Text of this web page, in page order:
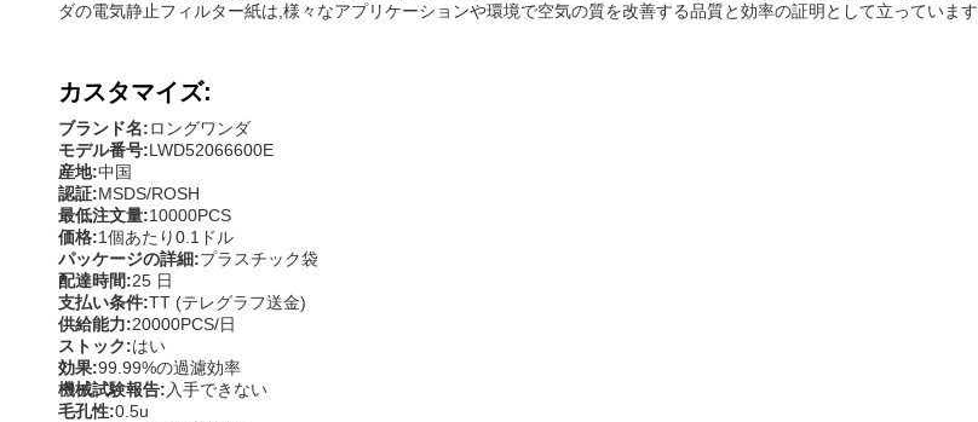
ダの電気静止フィルター紙は,様々なアプリケーションや環境で空気の質を改善する品質と効率の証明として立っています.
カスタマイズ:
ブランド名:ロングワンダ
モデル番号:LWD52066600E
産地:中国
認証:MSDS/ROSH
最低注文量:10000PCS
価格:1個あたり0.1ドル
パッケージの詳細:プラスチック袋
配達時間:25 日
支払い条件:TT (テレグラフ送金)
供給能力:20000PCS/日
ストック:はい
効果:99.99%の過濾効率
機械試験報告: 入手できない
毛孔性:0.5u